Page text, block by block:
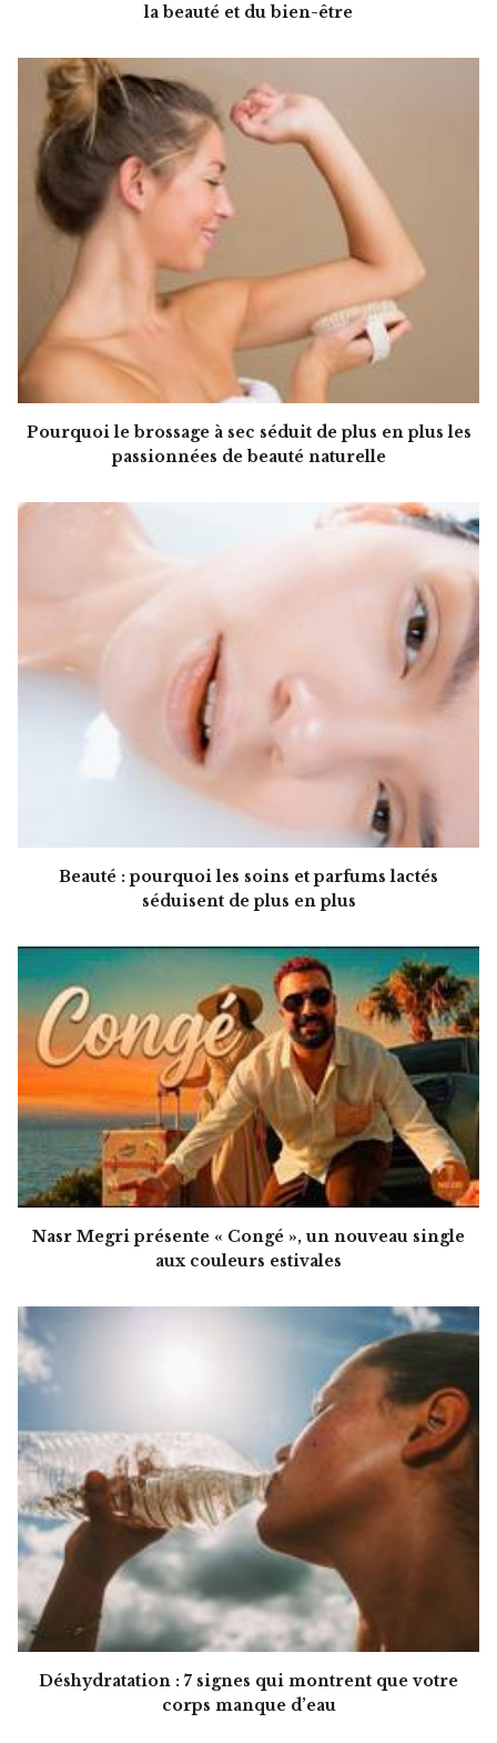
la beauté et du bien-être
Pourquoi le brossage à sec séduit de plus en plus les
passionnées de beauté naturelle
Beauté : pourquoi les soins et parfums lactés
séduisent de plus en plus
Nasr Megri présente « Congé », un nouveau single
aux couleurs estivales
Déshydratation : 7 signes qui montrent que votre
corps manque d’eau